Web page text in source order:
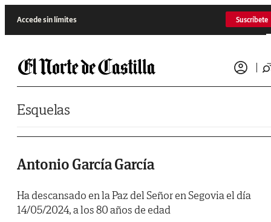
Accede sin límites Suscríbete
Esquelas
Antonio García García
Ha descansado en la Paz del Señor en Segovia el día
14/05/2024, a los 80 años de edad